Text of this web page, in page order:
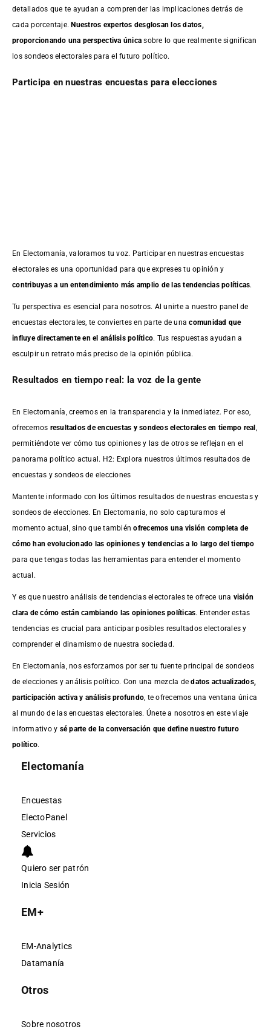
detallados que te ayudan a comprender las implicaciones detrás de
cada porcentaje.Nuestros expertos desglosan los datos,
proporcionando una perspectiva única sobre lo que realmente significan
los sondeos electorales para el futuro político.
Participa en nuestras encuestas para elecciones
En Electomanía, valoramos tu voz. Participar en nuestras encuestas
electorales es una oportunidad para que expreses tu opinión y
contribuyas a un entendimiento más amplio de las tendencias políticas.
Tu perspectiva es esencial para nosotros. Al unirte a nuestro panel de
encuestas electorales, te conviertes en parte de unacomunidad que
influye directamente en el análisis político. Tus respuestas ayudan a
esculpir un retrato más preciso de la opinión pública.
Resultados en tiempo real: la voz de la gente
En Electomanía, creemos en la transparencia y la inmediatez. Por eso,
ofrecemos resultados deencuestas y sondeos electorales en tiempo real
permitiéndote ver cómo tus opiniones y las de otros se reflejan en el
panorama político actual. H2: Explora nuestros últimos resultados de
encuestas y sondeos de elecciones
Mantente informado con los últimos resultados de nuestras encuestasy
sondeos de elecciones. En Electomania, no solo capturamos el
momento actual, sino que tambiénofrecemos una visión completa de
cómo han evolucionado las opiniones y tendencias a lo largo del tiempo
para que tengas todas las herramientas para entender el momento
actual.
Y es que nuestro análisis de tendencias electorales te ofrece una visión
clara de cómo están cambiando las opiniones políticas. Entender estas
tendencias es crucial para anticipar posibles resultados electorales y
comprender el dinamismo de nuestra sociedad.
En Electomanía, nos esforzamos por ser tu fuente principal de sondeos
de elecciones y análisis político. Con una mezcla dedatos actualizados,
participación activa y análisis profundo , te ofrecemos una ventana única
al mundo de las encuestas electorales. Únete a nosotros en este viaje
informativo y sé parte de la conversación que define nuestro futuro
político.
Electomanía
Encuestas
ElectoPanel
Servicios
Quiero ser patrón
Inicia Sesión
EM+
EM-Analytics
Datamanía
Otros
Sobre nosotros